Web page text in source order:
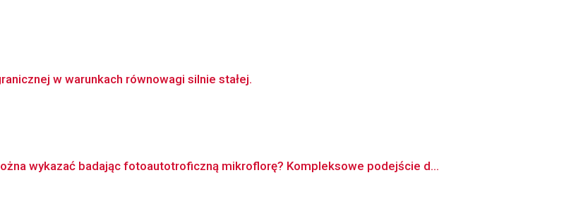
w warunkach równowagi silnie stałej.
wykazać badając fotoautotroficzną mikroflorę? Kompleksowe podejście d...